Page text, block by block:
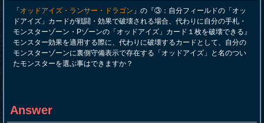
「 オッドアイズ・ランサー・ドラゴン 」の『③：自分フィールドの「オッ
ドアイズ」カードが戦闘・効果で破壊される場合、代わりに自分の手札・
モンスターゾーン・Pゾーンの「オッドアイズ」カード１枚を破壊できる』
モンスター効果を適用する際に、代わりに破壊するカードとして、自分の
モンスターゾーンに裏側守備表示で存在する「オッドアイズ」と名のつい
たモンスターを選ぶ事はできますか？
Answer